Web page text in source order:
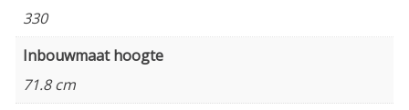
330
Inbouwmaat hoogte
71.8 cm